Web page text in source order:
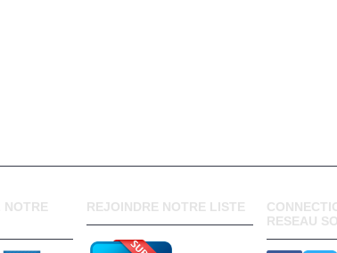
NOTRE
REJOINDRE NOTRE LISTE
RESEAU